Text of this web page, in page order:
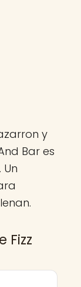
y
Bar es
Fizz